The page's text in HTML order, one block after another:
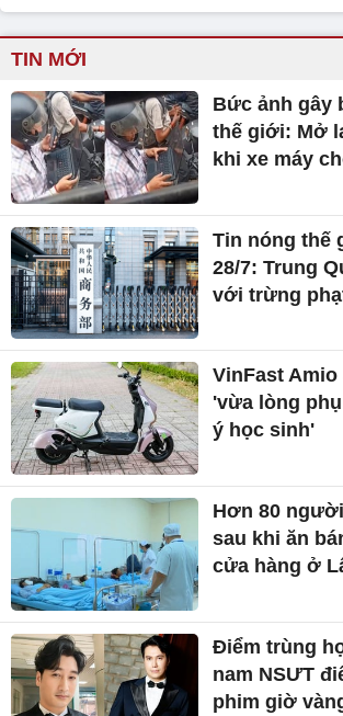
TIN MỚI
Bức ảnh gây
thế giới: Mở
khi xe máy
Tin nóng thế
28/7: Trung
với trừng
VinFast Amio
'vừa lòng
ý học sinh'
Hơn 80
sau khi ăn
cửa hàng ở
Điểm trùng
nam NSƯT
phim giờ